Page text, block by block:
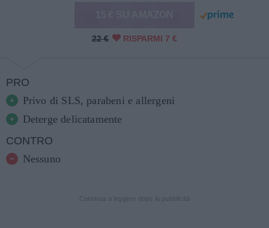
22 € RISPARMI 7 €
PRO
Privo di SLS, parabeni e allergeni
Deterge delicatamente
CONTRO
Nessuno